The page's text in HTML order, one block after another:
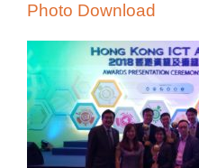
Photo Download